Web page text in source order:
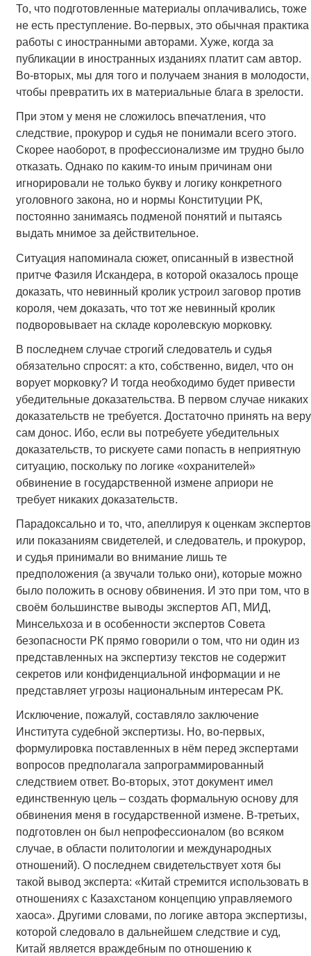
То, что подготовленные материалы оплачивались, тоже
не есть преступление. Во-первых, это обычная практика
работы с иностранными авторами. Хуже, когда за
публикации в иностранных изданиях платит сам автор.
Во-вторых, мы для того и получаем знания в молодости,
чтобы превратить их в материальные блага в зрелости.
При этом у меня не сложилось впечатления, что
следствие, прокурор и судья не понимали всего этого.
Скорее наоборот, в профессионализме им трудно было
отказать. Однако по каким-то иным причинам они
игнорировали не только букву и логику конкретного
уголовного закона, но и нормы Конституции РК,
постоянно занимаясь подменой понятий и пытаясь
выдать мнимое за действительное.
Ситуация напоминала сюжет, описанный в известной
притче Фазиля Искандера, в которой оказалось проще
доказать, что невинный кролик устроил заговор против
короля, чем доказать, что тот же невинный кролик
подворовывает на складе королевскую морковку.
В последнем случае строгий следователь и судья
обязательно спросят: а кто, собственно, видел, что он
ворует морковку? И тогда необходимо будет привести
убедительные доказательства. В первом случае никаких
доказательств не требуется. Достаточно принять на веру
сам донос. Ибо, если вы потребуете убедительных
доказательств, то рискуете сами попасть в неприятную
ситуацию, поскольку по логике «охранителей»
обвинение в государственной измене априори не
требует никаких доказательств.
Парадоксально и то, что, апеллируя к оценкам экспертов
или показаниям свидетелей, и следователь, и прокурор,
и судья принимали во внимание лишь те
предположения (а звучали только они), которые можно
было положить в основу обвинения. И это при том, что в
своём большинстве выводы экспертов АП, МИД,
Минсельхоза и в особенности экспертов Совета
безопасности РК прямо говорили о том, что ни один из
представленных на экспертизу текстов не содержит
секретов или конфиденциальной информации и не
представляет угрозы национальным интересам РК.
Исключение, пожалуй, составляло заключение
Института судебной экспертизы. Но, во-первых,
формулировка поставленных в нём перед экспертами
вопросов предполагала запрограммированный
следствием ответ. Во-вторых, этот документ имел
единственную цель – создать формальную основу для
обвинения меня в государственной измене. В-третьих,
подготовлен он был непрофессионалом (во всяком
случае, в области политологии и международных
отношений). О последнем свидетельствует хотя бы
такой вывод эксперта: «Китай стремится использовать в
отношениях с Казахстаном концепцию управляемого
хаоса». Другими словами, по логике автора экспертизы,
которой следовало в дальнейшем следствие и суд,
Китай является враждебным по отношению к